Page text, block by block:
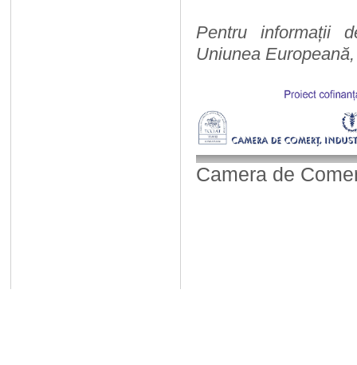
Pentru informații
Uniunea
Camera de